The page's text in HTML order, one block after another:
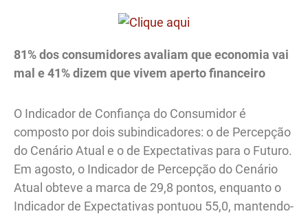
81% dos consumidores avaliam que economia vai
mal e 41% dizem que vivem aperto financeiro
O Indicador de Confiança do Consumidor é
composto por dois subindicadores: o de Percepção
do Cenário Atual e o de Expectativas para o Futuro.
Em agosto, o Indicador de Percepção do Cenário
Atual obteve a marca de 29,8 pontos, enquanto o
Indicador de Expectativas pontuou 55,0, mantendo-